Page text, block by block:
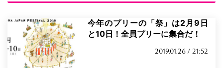
今年のプリーの「祭」は2月9日
と10日！全員プリーに集合だ！
2019.01.26 / 21:52